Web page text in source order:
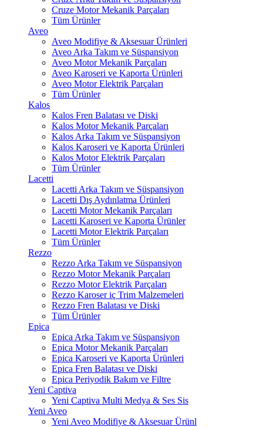
Cruze Motor Mekanik Parçaları
Tüm Ürünler
Aveo
Aveo Modifiye & Aksesuar Ürünleri
Aveo Arka Takım ve Süspansiyon
Aveo Motor Mekanik Parçaları
Aveo Karoseri ve Kaporta Ürünleri
Aveo Motor Elektrik Parçaları
Tüm Ürünler
Kalos
Kalos Fren Balatası ve Diski
Kalos Motor Mekanik Parçaları
Kalos Arka Takım ve Süspansiyon
Kalos Karoseri ve Kaporta Ürünleri
Kalos Motor Elektrik Parçaları
Tüm Ürünler
Lacetti
Lacetti Arka Takım ve Süspansiyon
Lacetti Dış Aydınlatma Ürünleri
Lacetti Motor Mekanik Parçaları
Lacetti Karoseri ve Kaporta Ürünler
Lacetti Motor Elektrik Parçaları
Tüm Ürünler
Rezzo
Rezzo Arka Takım ve Süspansiyon
Rezzo Motor Mekanik Parçaları
Rezzo Motor Elektrik Parçaları
Rezzo Karoser iç Trim Malzemeleri
Rezzo Fren Balatası ve Diski
Tüm Ürünler
Epica
Epica Arka Takım ve Süspansiyon
Epica Motor Mekanik Parçaları
Epica Karoseri ve Kaporta Ürünleri
Epica Fren Balatası ve Diski
Epica Periyodik Bakım ve Filtre
Yeni Captiva
Yeni Captiva Multi Medya & Ses Sis
Yeni Aveo
Yeni Aveo Modifiye & Aksesuar Ürünl